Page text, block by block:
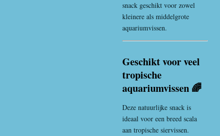
snack geschikt voor zowel
kleinere als middelgrote
aquariumvissen.
Geschikt voor veel
tropische
aquariumvissen 🌈
Deze natuurlijke snack is
ideaal voor een breed scala
aan tropische siervissen.